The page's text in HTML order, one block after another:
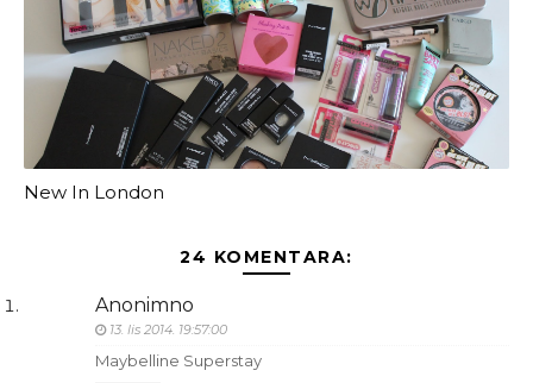
New In London
24 KOMENTARA:
Anonimno
13. lis 2014. 19:57:00
Maybelline Superstay